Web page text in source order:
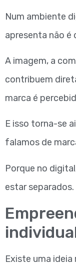
Num ambiente
apresenta não é
A imagem, a
contribuem
marca é
E isso torna-se
falamos de
Porque no
estar separados.
Existe uma